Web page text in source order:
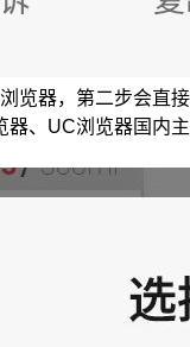
览器，第二步会直接
器、UC浏览器国内主